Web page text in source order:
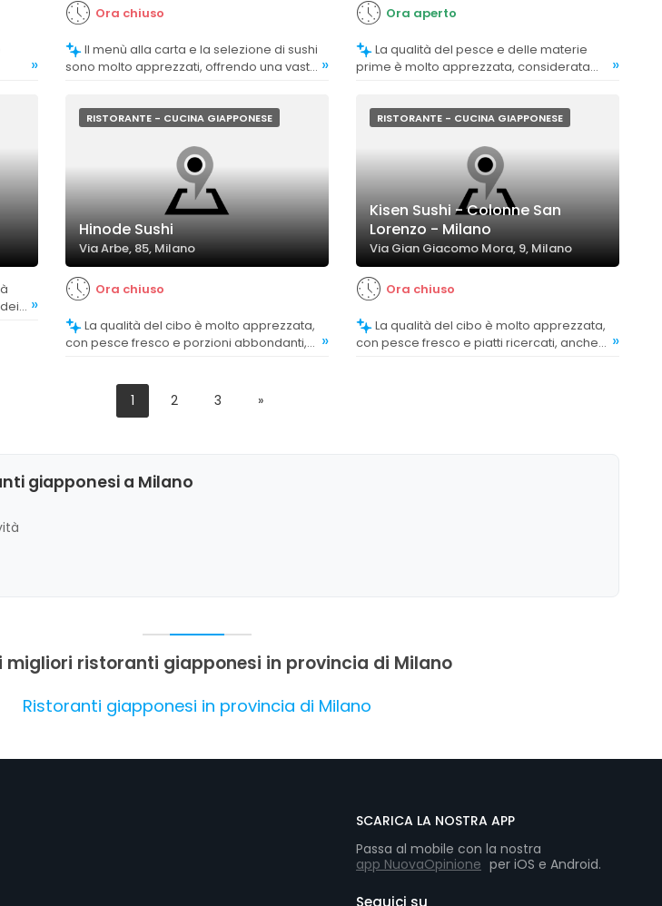
»
Ora chiuso
Il menù alla carta e la selezione di sushi
sono molto apprezzati, offrendo una vasta »
Ora aperto
La qualità del pesce e delle materie
prime è molto apprezzata, considerata
l'eccellenza dei sapori.
»
»
RISTORANTE - CUCINA GIAPPONESE
Hinode Sushi
Via Arbe, 85, Milano
Ora chiuso
La qualità del cibo è molto apprezzata,
con pesce fresco e porzioni abbondanti,
»
RISTORANTE - CUCINA GIAPPONESE
Kisen Sushi - Colonne San
Lorenzo - Milano
Via Gian Giacomo Mora, 9, Milano
Ora chiuso
La qualità del cibo è molto apprezzata,
con pesce fresco e piatti ricercati, anche
»
1 2 3 »
giapponesi a Milano
migliori ristoranti giapponesi in provincia di Milano
Ristoranti giapponesi in provincia di Milano
SCARICA LA NOSTRA APP
Passa al mobile con la nostra
app NuovaOpinione per iOS e Android.
Seguici su